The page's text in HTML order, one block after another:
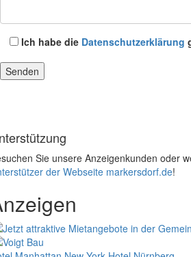
Ich habe die Datenschutzerklärung
Sie unsere Anzeigenkunden oder
der Webseite markersdorf.de!